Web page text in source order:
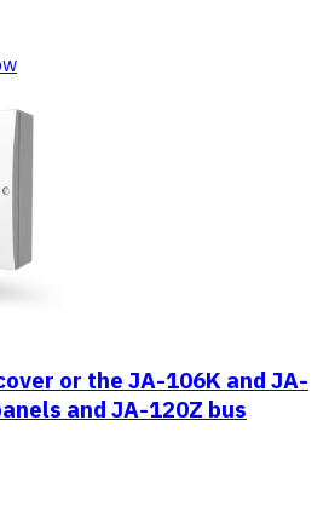
or the JA-106K and JA-
and JA-120Z bus